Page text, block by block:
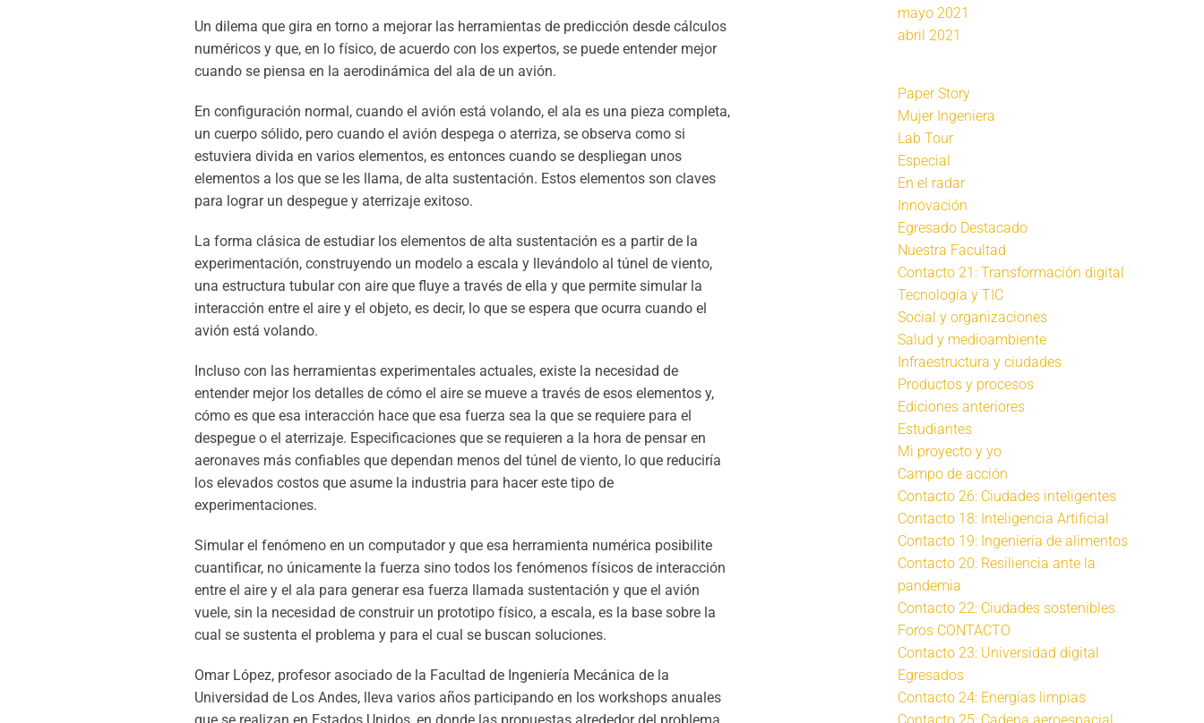
Un dilema que gira en torno a mejorar las herramientas de predicción desde cálculos
numéricos y que, en lo físico, de acuerdo con los expertos, se puede entender mejor
cuando se piensa en la aerodinámica del ala de un avión.
En configuración normal, cuando el avión está volando, el ala es una pieza completa,
un cuerpo sólido, pero cuando el avión despega o aterriza, se observa como si
estuviera divida en varios elementos, es entonces cuando se despliegan unos
elementos a los que se les llama, de alta sustentación. Estos elementos son claves
para lograr un despegue y aterrizaje exitoso.
La forma clásica de estudiar los elementos de alta sustentación es a partir de la
experimentación, construyendo un modelo a escala y llevándolo al túnel de viento,
una estructura tubular con aire que fluye a través de ella y que permite simular la
interacción entre el aire y el objeto, es decir, lo que se espera que ocurra cuando el
avión está volando.
Incluso con las herramientas experimentales actuales, existe la necesidad de
entender mejor los detalles de cómo el aire se mueve a través de esos elementos y,
cómo es que esa interacción hace que esa fuerza sea la que se requiere para el
despegue o el aterrizaje. Especificaciones que se requieren a la hora de pensar en
aeronaves más confiables que dependan menos del túnel de viento, lo que reduciría
los elevados costos que asume la industria para hacer este tipo de
experimentaciones.
Simular el fenómeno en un computador y que esa herramienta numérica posibilite
cuantificar, no únicamente la fuerza sino todos los fenómenos físicos de interacción
entre el aire y el ala para generar esa fuerza llamada sustentación y que el avión
vuele, sin la necesidad de construir un prototipo físico, a escala, es la base sobre la
cual se sustenta el problema y para el cual se buscan soluciones.
Omar López, profesor asociado de la Facultad de Ingeniería Mecánica de la
Universidad de Los Andes, lleva varios años participando en los workshops anuales
mayo 2021
abril 2021
Paper Story
Mujer Ingeniera
Lab Tour
Especial
En el radar
Innovación
Egresado Destacado
Nuestra Facultad
Contacto 21: Transformación digital
Tecnología y TIC
Social y organizaciones
Salud y medioambiente
Infraestructura y ciudades
Productos y procesos
Ediciones anteriores
Estudiantes
Mi proyecto y yo
Campo de acción
Contacto 26: Ciudades inteligentes
Contacto 18: Inteligencia Artificial
Contacto 19: Ingeniería de alimentos
Contacto 20: Resiliencia ante la
pandemia
Contacto 22: Ciudades sostenibles
Foros CONTACTO
Contacto 23: Universidad digital
Egresados
Contacto 24: Energías limpias